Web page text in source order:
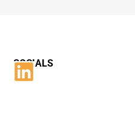
SOCIALS